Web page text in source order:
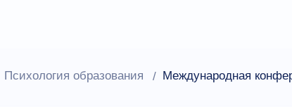
Психология образования
Международная